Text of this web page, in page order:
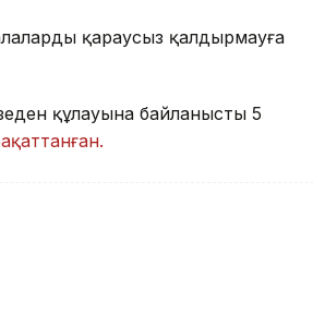
қараусыз қалдырмауға
құлауына байланысты 5